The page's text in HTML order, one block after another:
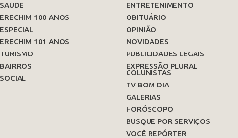
SAÚDE
ERECHIM 100 ANOS
ESPECIAL
ERECHIM 101 ANOS
TURISMO
BAIRROS
SOCIAL
ENTRETENIMENTO
OBITUÁRIO
OPINIÃO
NOVIDADES
PUBLICIDADES LEGAIS
EXPRESSÃO PLURAL
COLUNISTAS
TV BOM DIA
GALERIAS
HORÓSCOPO
BUSQUE POR SERVIÇOS
VOCÊ REPÓRTER